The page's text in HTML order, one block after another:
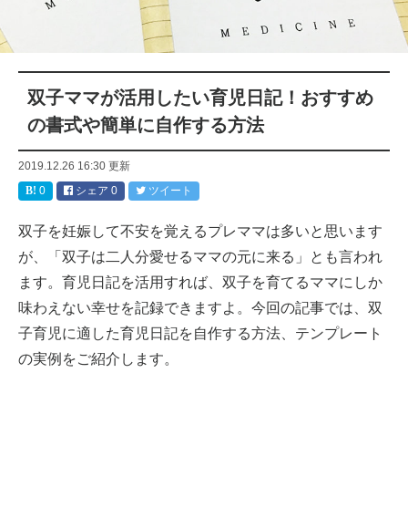
双子ママが活用したい育児日記！おすすめ
の書式や簡単に自作する方法
2019.12.26 16:30 更新
0
シェア 0 ツイート
双子を妊娠して不安を覚えるプレママは多いと思います
が、「双子は二人分愛せるママの元に来る」とも言われ
ます。育児日記を活用すれば、双子を育てるママにしか
味わえない幸せを記録できますよ。今回の記事では、双
子育児に適した育児日記を自作する方法、テンプレート
の実例をご紹介します。